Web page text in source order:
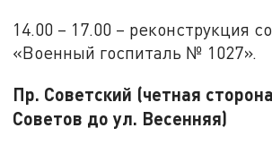
14.00 – 17.00 – реконструкция
«Военный госпиталь № 1027».
Пр. Советский (четная
Советов до ул. Весенняя)